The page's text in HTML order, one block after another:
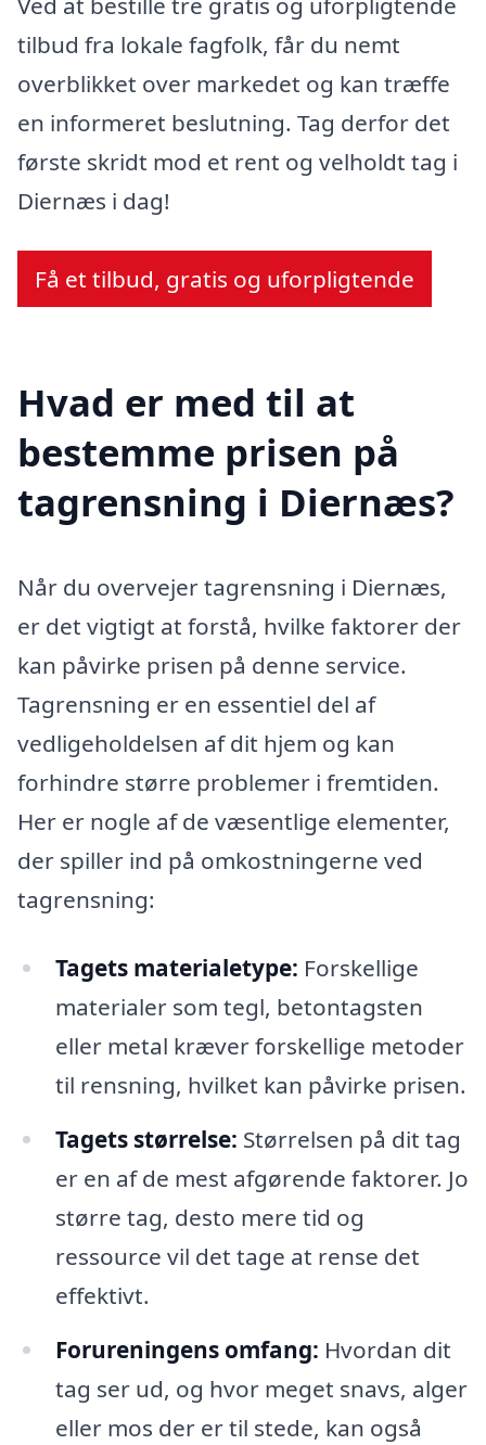
tilbud fra lokale fagfolk, får du nemt
overblikket over markedet og kan træffe
en informeret beslutning. Tag derfor det
første skridt mod et rent og velholdt tag i
Diernæs i dag!
Få et tilbud, gratis og uforpligtende
Hvad er med til at
bestemme prisen på
tagrensning i Diernæs?
Når du overvejer tagrensning i Diernæs,
er det vigtigt at forstå, hvilke faktorer der
kan påvirke prisen på denne service.
Tagrensning er en essentiel del af
vedligeholdelsen af dit hjem og kan
forhindre større problemer i fremtiden.
Her er nogle af de væsentlige elementer,
der spiller ind på omkostningerne ved
tagrensning:
Tagets materialetype: Forskellige
materialer som tegl, betontagsten
eller metal kræver forskellige metoder
til rensning, hvilket kan påvirke prisen.
Tagets størrelse: Størrelsen på dit tag
er en af de mest afgørende faktorer. Jo
større tag, desto mere tid og
ressource vil det tage at rense det
effektivt.
Forureningens omfang: Hvordan dit
tag ser ud, og hvor meget snavs, alger
eller mos der er til stede, kan også